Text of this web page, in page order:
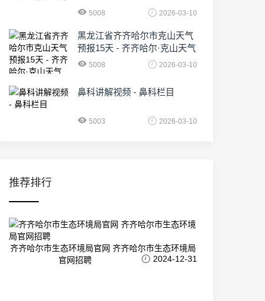
5008 2026-03-10
黑龙江省齐齐哈尔市克山天气
预报15天 - 齐齐哈尔·克山天气
5008 2026-03-10
鼻科讲解视频 - 鼻科栏目
5003 2026-03-10
推荐排行
齐齐哈尔市生态环境局官网 齐齐哈尔市生态环境局
官网招聘
2024-12-31